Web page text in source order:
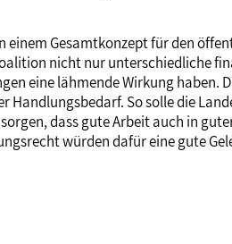
einem Gesamtkonzept für den
nicht nur unterschiedliche
eine lähmende Wirkung haben.
So solle die
dass gute Arbeit auch in
würden dafür eine gute